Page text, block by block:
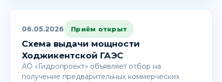
06.05.2026 Приём открыт
Схема выдачи мощности
Ходжикентской ГАЭС
АО «Гидропроект» объявляет отбор на
получение предварительных коммерческих